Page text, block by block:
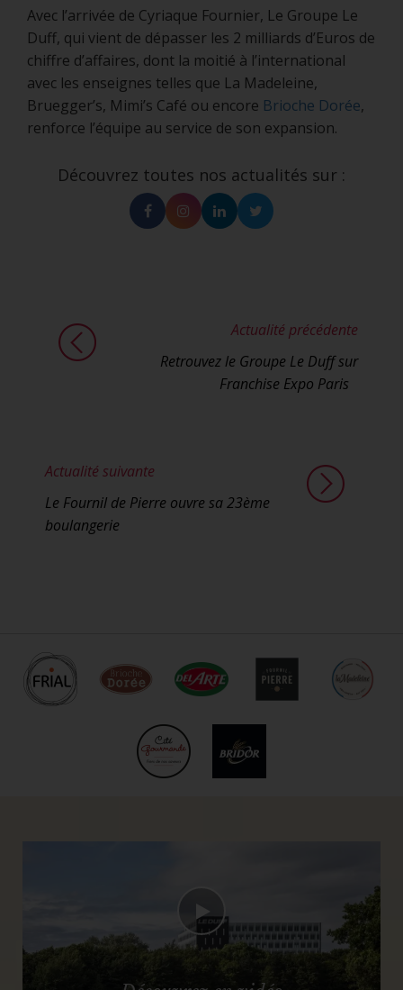
Avec l’arrivée de Cyriaque Fournier, Le Groupe Le
Duff, qui vient de dépasser les 2 milliards d’Euros de
chiffre d’affaires, dont la moitié à l’international
avec les enseignes telles que La Madeleine,
Bruegger’s, Mimi’s Café ou encore Brioche Dorée,
renforce l’équipe au service de son expansion.
Découvrez toutes nos actualités sur :
FacebookInstagram
LinkedinTwitter
Actualité précédente
Retrouvez le Groupe Le Duff sur
Franchise Expo Paris
Actualité suivante
Le Fournil de Pierre ouvre sa 23ème
boulangerie